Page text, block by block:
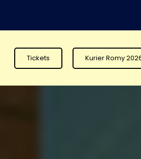
Tickets Kurier Romy